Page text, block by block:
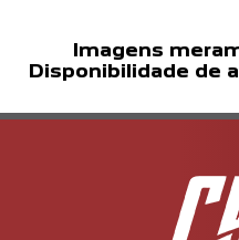
Imagens
Disponibilidade de